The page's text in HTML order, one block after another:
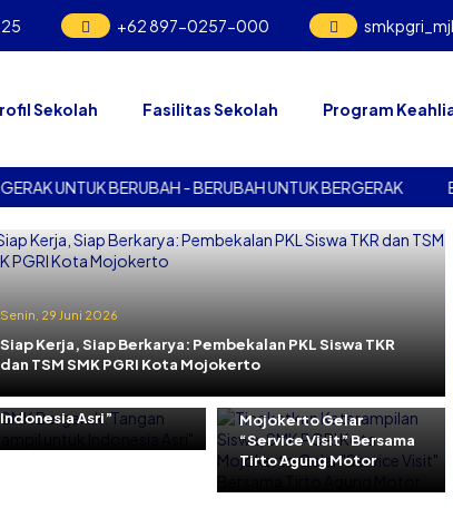
27 +62 897-0257-000
Sekolah Fasilitas Sekolah Program
BERUBAH - BERUBAH UNTUK BERGERAK
Senin, 29 Juni 2026
Siap Kerja, Siap Berkarya: Pembekalan PKL Siswa TKR
dan TSM SMK PGRI Kota Mojokerto
Kamis, 11 Juni 2026
Terampil untuk
Indonesia Asri”
Tingkatkan
SMK PGRI Kota
Mojokerto Gelar
“Service Visit” Bersama
Tirto Agung Motor